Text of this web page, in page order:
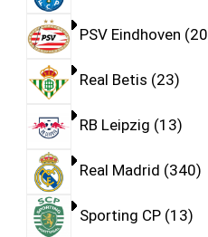
PSV Eindhoven 20
Real Betis 23
RB Leipzig 13
Real Madrid 340
Sporting CP 13